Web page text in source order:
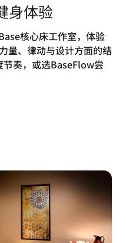
身体验
核心床工作室，体验
量、律动与设计方面的结
奏，或选BaseFlow尝